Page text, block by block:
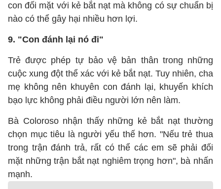
con đối mặt với kẻ bắt nạt mà không có sự chuẩn bị
nào có thể gây hại nhiều hơn lợi.
9. "Con đánh lại nó đi"
Trẻ được phép tự bảo vệ bản thân trong những
cuộc xung đột thể xác với kẻ bắt nạt. Tuy nhiên, cha
mẹ không nên khuyên con đánh lại, khuyến khích
bạo lực không phải điều người lớn nên làm.
Bà Coloroso nhận thấy những kẻ bắt nạt thường
chọn mục tiêu là người yếu thế hơn. "Nếu trẻ thua
trong trận đánh trả, rất có thể các em sẽ phải đối
mặt những trận bắt nạt nghiêm trọng hơn", bà nhấn
mạnh.